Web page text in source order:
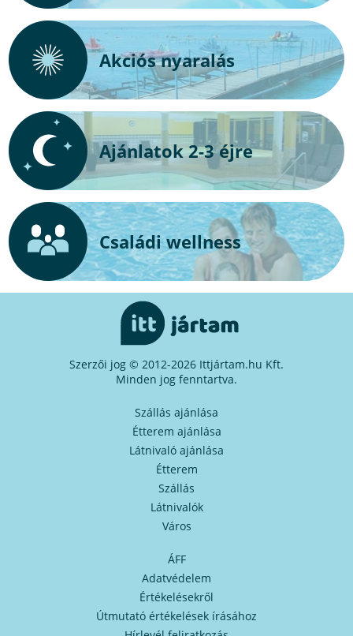
Akciós nyaralás
Ajánlatok 2-3 éjre
Családi wellness
Szerzői jog © 2012-2026 Ittjártam.hu Kft.
Minden jog fenntartva.
Szállás ajánlása
Étterem ajánlása
Látnivaló ajánlása
Étterem
Szállás
Látnivalók
Város
ÁFF
Adatvédelem
Értékelésekről
Útmutató értékelések írásához